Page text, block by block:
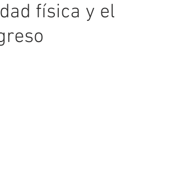
física y el